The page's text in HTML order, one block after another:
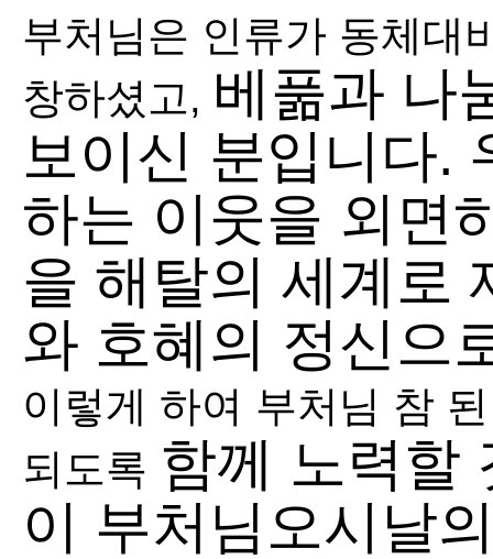
부처님은 인류가 동체대
창하셨고, 베풂과 나
보이신 분입니다.
하는 이웃을 외면
을 해탈의 세계로
와 호혜의 정신으
이렇게 하여 부처님 참
되도록 함께 노력할
이 부처님오시날